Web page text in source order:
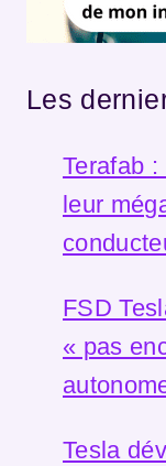
Les
Terafab
leur
FSD
« pas
Tesla